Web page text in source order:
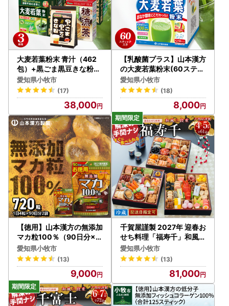
大麦若葉粉末 青汁（462
包）+黒ごま黒豆きな粉+
糖流茶 山本漢方製薬 [027
Y08]
愛知県小牧市
(17)
38,000
【乳酸菌プラス】山本漢方
の大麦若葉粉末(60スティ
ック入り) [027Y05]
愛知県小牧市
(18)
8,000
【徳用】山本漢方の無添加
マカ粒100％（90日分×2
袋）[027Y02]
愛知県小牧市
(13)
9,000
千賀屋謹製 2027年 迎春お
せち料理「福寿千」和風三
段重 4～5人前 全61品 冷
蔵 おせち料理[035S05]
愛知県小牧市
(13)
81,000